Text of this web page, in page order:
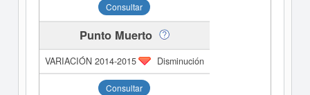
Consultar
Punto Muerto
Disminución
Consultar